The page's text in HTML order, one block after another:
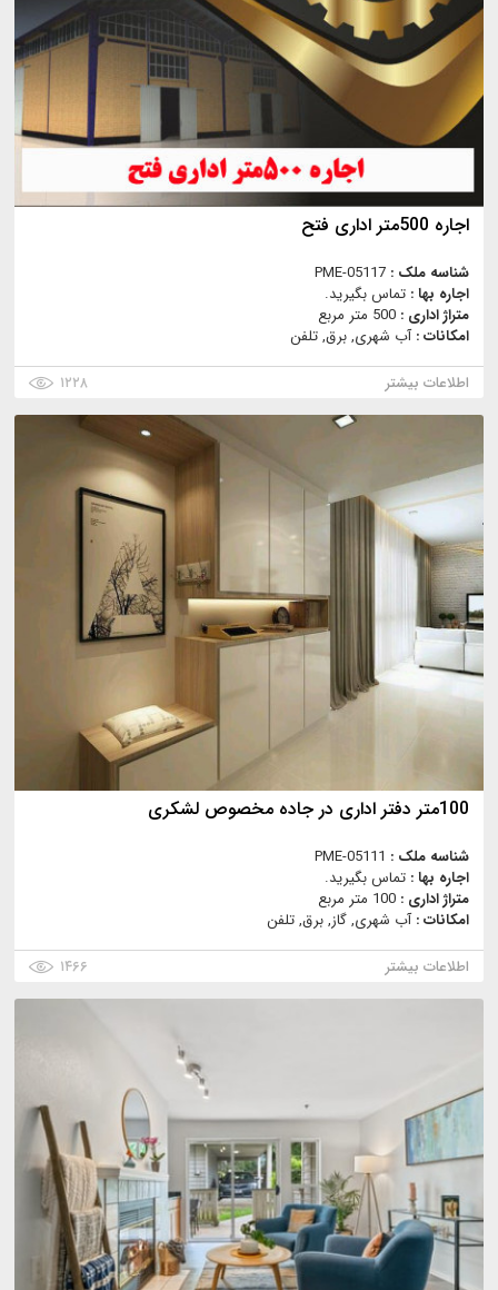
اجاره 500متر اداری فتح
شناسه ملک : PME-05117
اجاره بها : تماس بگیرید.
متراژ اداری : 500 متر مربع
امکانات :آب شهری, برق, تلفن
اطلاعات بیشتر
۱۲۲۸
100متر دفتر اداری در جاده مخصوص لشکری
شناسه ملک : PME-05111
اجاره بها : تماس بگیرید.
متراژ اداری : 100 متر مربع
امکانات :آب شهری, گاز, برق, تلفن
اطلاعات بیشتر
۱۴۶۶